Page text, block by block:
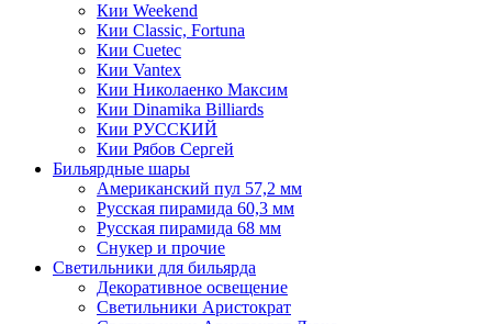
Кии Weekend
Кии Classic, Fortuna
Кии Cuetec
Кии Vantex
Кии Николаенко Максим
Кии Dinamika Billiards
Кии РУССКИЙ
Кии Рябов Сергей
Бильярдные шары
Американский пул 57,2 мм
Русская пирамида 60,3 мм
Русская пирамида 68 мм
Снукер и прочие
Светильники для бильярда
Декоративное освещение
Светильники Аристократ